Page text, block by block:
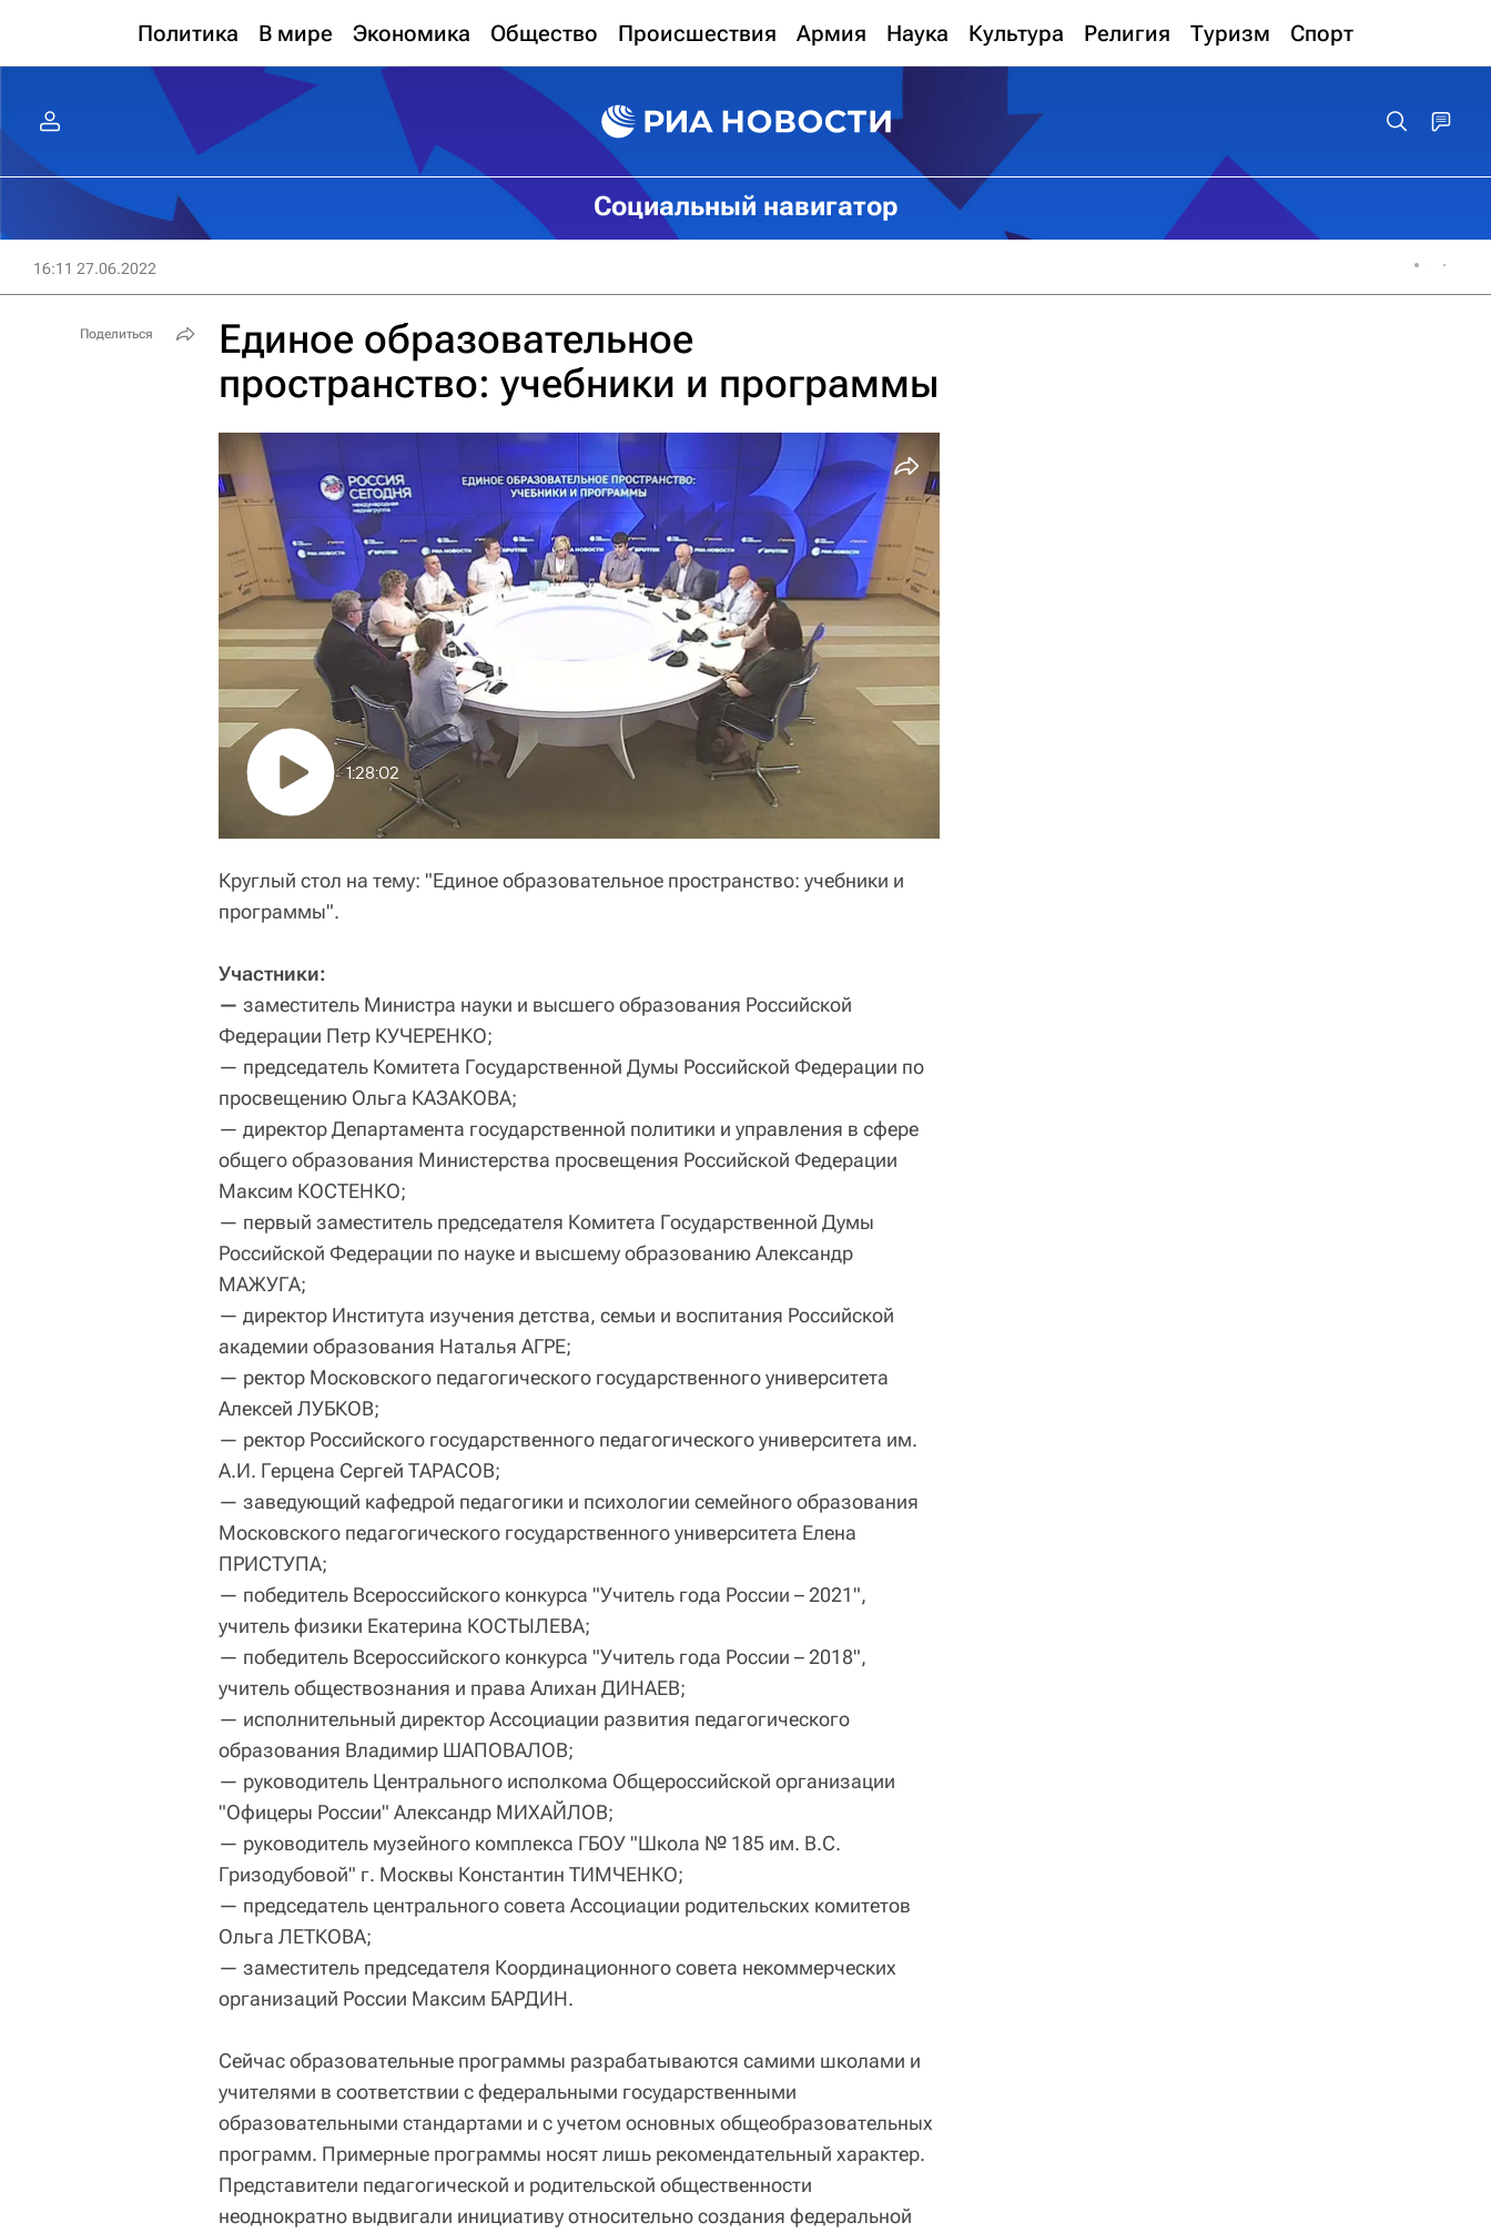
Политика В мире Экономика Общество Происшествия Армия Наука Культура Религия Туризм Спорт
Социальный навигатор
16:11 27.06.2022
Единое образовательное
пространство: учебники и программы
1:28:02
Круглый стол на тему: "Единое образовательное пространство: учебники и
программы".
Участники:
— заместитель Министра науки и высшего образования Российской
Федерации Петр КУЧЕРЕНКО;
— председатель Комитета Государственной Думы Российской Федерации по
просвещению Ольга КАЗАКОВА;
— директор Департамента государственной политики и управления в сфере
общего образования Министерства просвещения Российской Федерации
Максим КОСТЕНКО;
— первый заместитель председателя Комитета Государственной Думы
Российской Федерации по науке и высшему образованию Александр
МАЖУГА;
— директор Института изучения детства, семьи и воспитания Российской
академии образования Наталья АГРЕ;
— ректор Московского педагогического государственного университета
Алексей ЛУБКОВ;
— ректор Российского государственного педагогического университета им.
А.И. Герцена Сергей ТАРАСОВ;
— заведующий кафедрой педагогики и психологии семейного образования
Московского педагогического государственного университета Елена
ПРИСТУПА;
— победитель Всероссийского конкурса "Учитель года России – 2021",
учитель физики Екатерина КОСТЫЛЕВА;
— победитель Всероссийского конкурса "Учитель года России – 2018",
учитель обществознания и права Алихан ДИНАЕВ;
— исполнительный директор Ассоциации развития педагогического
образования Владимир ШАПОВАЛОВ;
— руководитель Центрального исполкома Общероссийской организации
"Офицеры России" Александр МИХАЙЛОВ;
— руководитель музейного комплекса ГБОУ "Школа № 185 им. В.С.
Гризодубовой" г. Москвы Константин ТИМЧЕНКО;
— председатель центрального совета Ассоциации родительских комитетов
Ольга ЛЕТКОВА;
— заместитель председателя Координационного совета некоммерческих
организаций России Максим БАРДИН.
Сейчас образовательные программы разрабатываются самими школами и
учителями в соответствии с федеральными государственными
образовательными стандартами и с учетом основных общеобразовательных
программ. Примерные программы носят лишь рекомендательный характер.
Представители педагогической и родительской общественности
неоднократно выдвигали инициативу относительно создания федеральной
Поделиться